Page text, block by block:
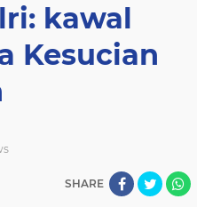
kawal
Kesucian
SHARE